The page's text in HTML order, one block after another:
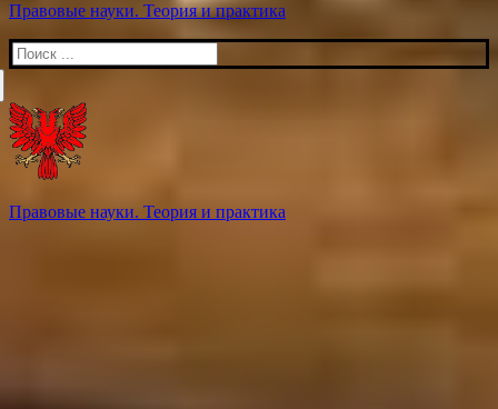
Правовые науки. Теория и практика
Искать:
Правовые науки. Теория и практика